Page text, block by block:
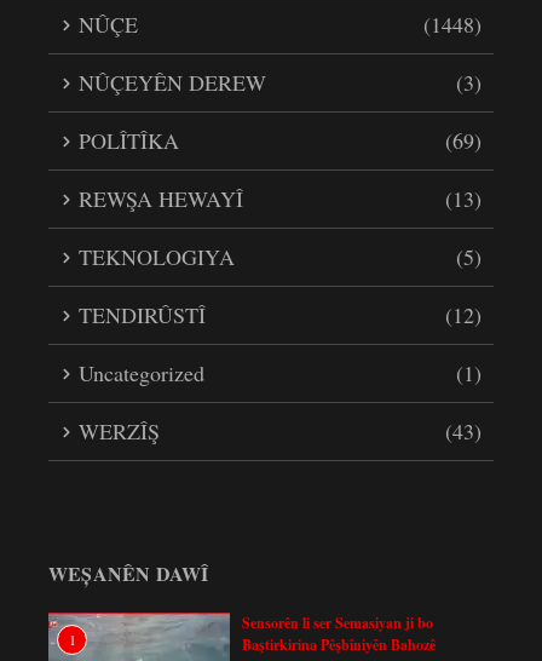
NÛÇE
(1448)
NÛÇEYÊN DEREW
(3)
POLÎTÎKA
(69)
REWŞA HEWAYÎ
(13)
TEKNOLOGIYA
(5)
TENDIRÛSTÎ
(12)
Uncategorized
(1)
WERZÎŞ
(43)
WEȘANÊN DAWÎ
1
Sensorên li ser Semasiyan ji bo
Baştirkirina Pêşbîniyên Bahozê